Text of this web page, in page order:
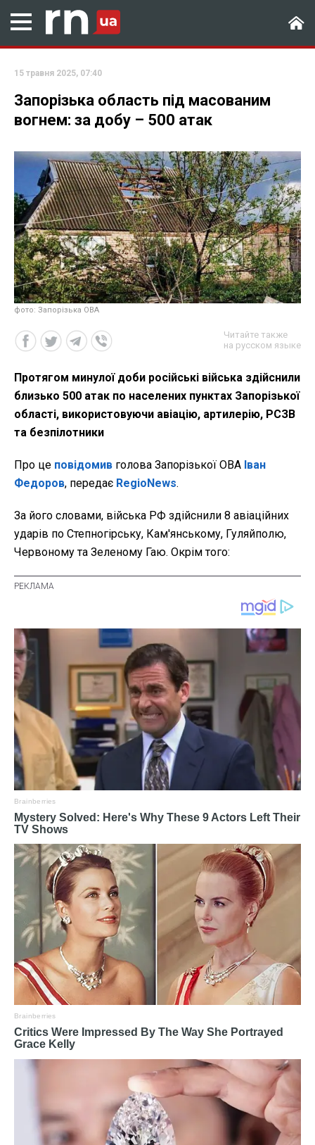
15 травня 2025, 07:40
Запорізька область під масованим
вогнем: за добу – 500 атак
фото: Запорізька ОВА
Читайте также
на русском языке
Протягом минулої доби російські війська здійснили
близько 500 атак по населених пунктах Запорізької
області, використовуючи авіацію, артилерію, РСЗВ
та безпілотники
Про це повідомив голова Запорізької ОВА Іван
Федоров, передає RegioNews.
За його словами, війська РФ здійснили 8 авіаційних
ударів по Степногірську, Кам'янському, Гуляйполю,
Червоному та Зеленому Гаю. Окрім того: